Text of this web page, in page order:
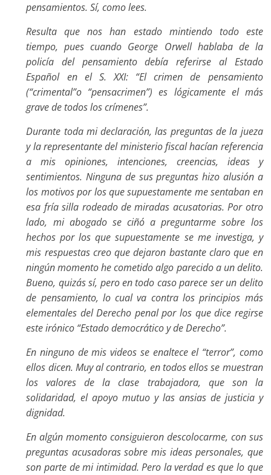
pensamientos. Sí, como lees.
Resulta que nos han estado mintiendo todo este
tiempo, pues cuando George Orwell hablaba de la
policía del pensamiento debía referirse al Estado
Español en el S. XXI: “El crimen de pensamiento
(“crimental”o “pensacrimen”) es lógicamente el más
grave de todos los crímenes”.
Durante toda mi declaración, las preguntas de la jueza
y la representante del ministerio fiscal hacían referencia
a mis opiniones, intenciones, creencias, ideas y
sentimientos. Ninguna de sus preguntas hizo alusión a
los motivos por los que supuestamente me sentaban en
esa fría silla rodeado de miradas acusatorias. Por otro
lado, mi abogado se ciñó a preguntarme sobre los
hechos por los que supuestamente se me investiga, y
mis respuestas creo que dejaron bastante claro que en
ningún momento he cometido algo parecido a un delito.
Bueno, quizás sí, pero en todo caso parece ser un delito
de pensamiento, lo cual va contra los principios más
elementales del Derecho penal por los que dice regirse
este irónico “Estado democrático y de Derecho”.
En ninguno de mis videos se enaltece el “terror”, como
ellos dicen. Muy al contrario, en todos ellos se muestran
los valores de la clase trabajadora, que son la
solidaridad, el apoyo mutuo y las ansias de justicia y
dignidad.
En algún momento consiguieron descolocarme, con sus
preguntas acusadoras sobre mis ideas personales, que
son parte de mi intimidad. Pero la verdad es que lo que